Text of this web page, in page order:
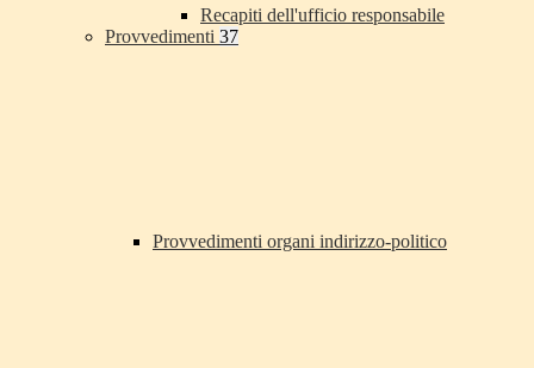
Recapiti dell'ufficio responsabile
Provvedimenti 37
Provvedimenti organi indirizzo-politico